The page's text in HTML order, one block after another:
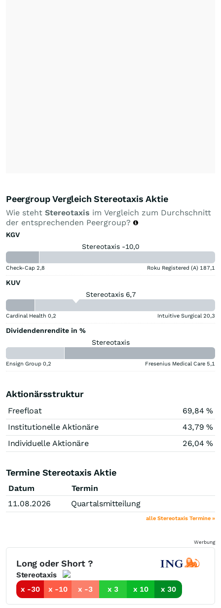
Peergroup Vergleich Stereotaxis Aktie
Wie steht Stereotaxis im Vergleich zum Durchschnitt
der entsprechenden Peergroup?
KGV
Stereotaxis -10,0
Check-Cap 2,8 Roku Registered (A) 187,1
KUV
Stereotaxis 6,7
Cardinal Health 0,2 Intuitive Surgical 20,3
Dividendenrendite in %
Stereotaxis
Ensign Group 0,2 Fresenius Medical Care 5,1
Aktionärsstruktur
Freefloat
69,84 %
Institutionelle Aktionäre
43,79 %
Individuelle Aktionäre
26,04 %
Termine Stereotaxis Aktie
Datum
Termin
11.08.2026
Quartalsmitteilung
alle Stereotaxis Termine »
Werbung
Long oder Short ?
Stereotaxis
x -30
x -10 x -3 x 3 x 10 x 30